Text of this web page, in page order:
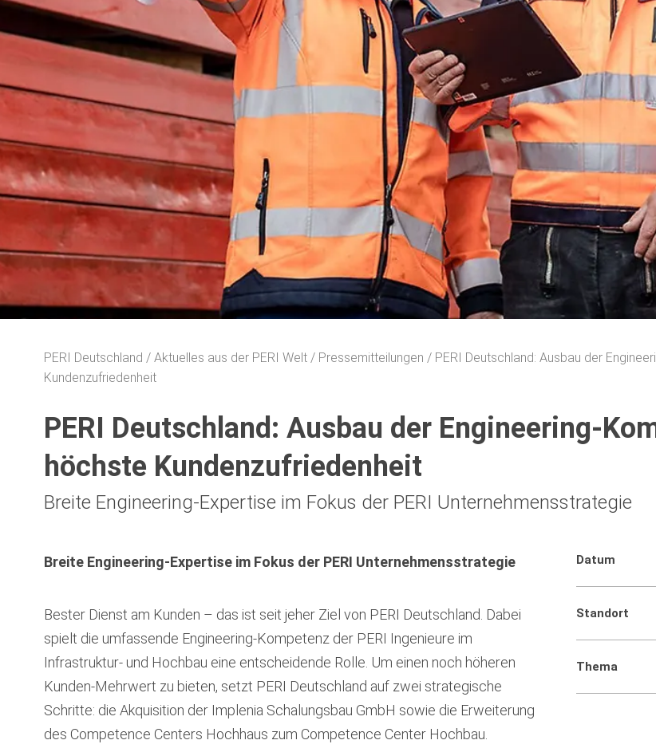
PERI Deutschland Aktuelles aus der PERI Welt Pressemitteilungen
PERI Deutschland: Ausbau der
Kundenzufriedenheit
PERI Deutschland: Ausbau der Engineering-
höchste Kundenzufriedenheit
Breite Engineering-Expertise im Fokus der PERI Unternehmensstrategie
Breite Engineering-Expertise im Fokus der PERI Unternehmensstrategie
Bester Dienst am Kunden – das ist seit jeher Ziel von PERI Deutschland. Dabei
spielt die umfassende Engineering-Kompetenz der PERI Ingenieure im
Infrastruktur- und Hochbau eine entscheidende Rolle. Um einen noch höheren
Kunden-Mehrwert zu bieten, setzt PERI Deutschland auf zwei strategische
Schritte: die Akquisition der Implenia Schalungsbau GmbH sowie die Erweiterung
des Competence Centers Hochhaus zum Competence Center Hochbau.
Datum
Standort
Thema